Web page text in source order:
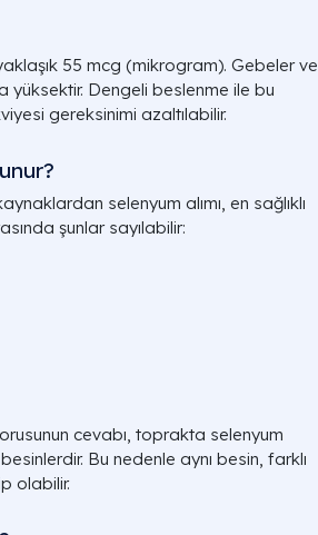
55 mcg (mikrogram). Gebeler ve
Dengeli beslenme ile bu
gereksinimi azaltılabilir.
selenyum alımı, en sağlıklı
şunlar sayılabilir:
cevabı, toprakta selenyum
Bu nedenle aynı besin, farklı
olabilir.